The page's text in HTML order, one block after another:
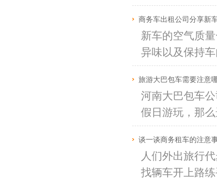
商务车出租公司分享新
新车的空气质
异味以及保持
旅游大巴包车需要注意
河南大巴包车
假日游玩，那
谈一谈商务租车的注意
人们外出旅行
找辆车开上路